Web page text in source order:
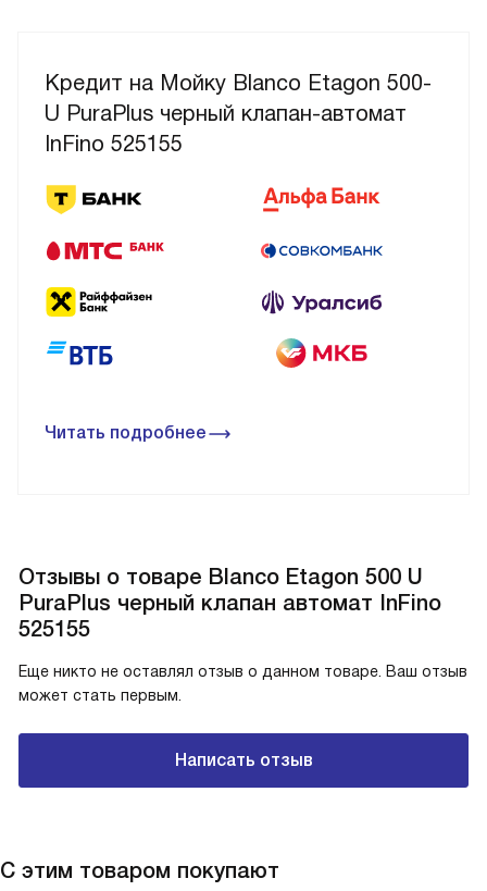
Кредит на Мойку Blanco Etagon 500-
U PuraPlus черный клапан-автомат
InFino 525155
Читать подробнее
Отзывы о товаре Blanco Etagon 500 U
PuraPlus черный клапан автомат InFino
525155
Еще никто не оставлял отзыв о данном товаре. Ваш отзыв
может стать первым.
Написать отзыв
С этим товаром покупают